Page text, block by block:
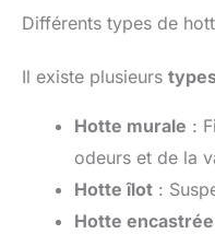
Différents types de
Il existe plusieurs
Hotte murale :
odeurs et de la
Hotte îlot :
Hotte encastrée